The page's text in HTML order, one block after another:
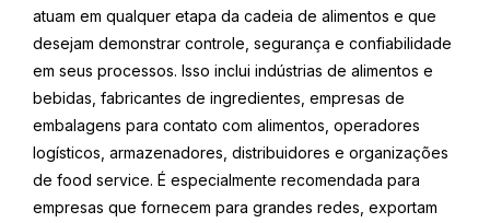
atuam em qualquer etapa da cadeia de alimentos e que
desejam demonstrar controle, segurança e confiabilidade
em seus processos. Isso inclui indústrias de alimentos e
bebidas, fabricantes de ingredientes, empresas de
embalagens para contato com alimentos, operadores
logísticos, armazenadores, distribuidores e organizações
de food service. É especialmente recomendada para
empresas que fornecem para grandes redes, exportam